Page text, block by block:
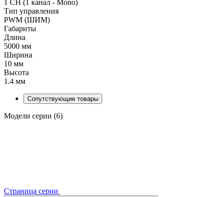
1 CH (1 канал - Mono)
Тип управления
PWM (ШИМ)
Габариты
Длина
5000 мм
Ширина
10 мм
Высота
1.4 мм
Сопутствующие товары
Модели серии (6)
Страница серии